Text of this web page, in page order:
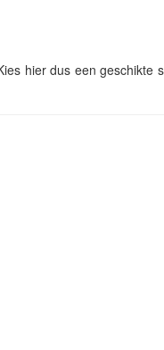
hier dus een geschikte